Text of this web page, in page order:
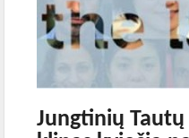
Jungtinių